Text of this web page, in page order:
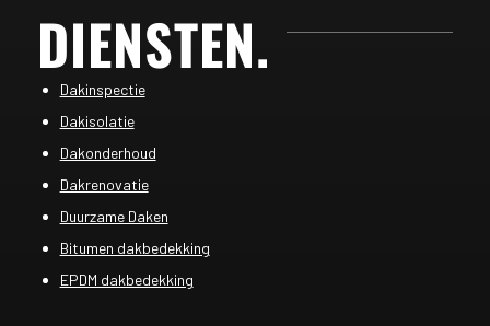
DIENSTEN.
Dakinspectie
Dakisolatie
Dakonderhoud
Dakrenovatie
Duurzame Daken
Bitumen dakbedekking
EPDM dakbedekking